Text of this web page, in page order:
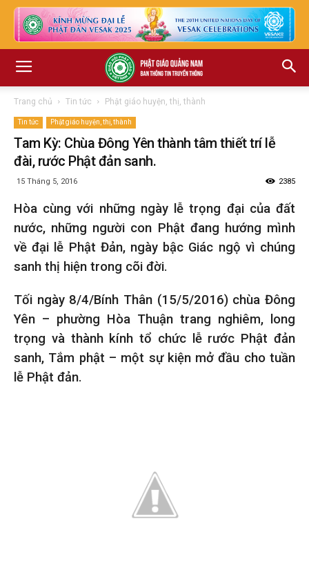
Trang chủ Tin tức Phật giáo huyện, thị, thành
Tin tức Phật giáo huyện, thị, thành
Tam Kỳ: Chùa Đông Yên thành tâm thiết trí lễ
đài, rước Phật đản sanh.
15 Tháng 5, 2016 2385
Hòa cùng với những ngày lễ trọng đại của đất
nước, những người con Phật đang hướng mình
về đại lễ Phật Đản, ngày bậc Giác ngộ vì chúng
sanh thị hiện trong cõi đời.
Tối ngày 8/4/Bính Thân (15/5/2016) chùa Đông
Yên – phường Hòa Thuận trang nghiêm, long
trọng và thành kính tổ chức lễ rước Phật đản
sanh, Tắm phật – một sự kiện mở đầu cho tuần
lễ Phật đản.